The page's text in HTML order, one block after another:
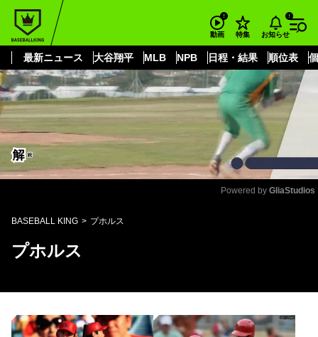
動画 特集 お知らせ
最新ニュース 大谷翔平 MLB NPB 日程・結果 順位表
もっと見る
Powered by GliaStudios
BASEBALL KING プホルス
プホルス